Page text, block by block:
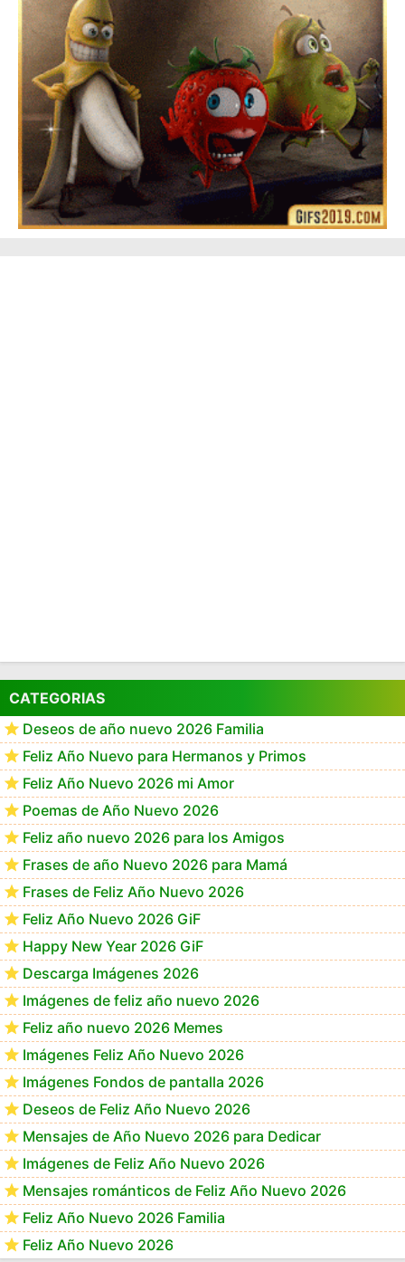
CATEGORIAS
Deseos de año nuevo 2026 Familia
Feliz Año Nuevo para Hermanos y Primos
Feliz Año Nuevo 2026 mi Amor
Poemas de Año Nuevo 2026
Feliz año nuevo 2026 para los Amigos
Frases de año Nuevo 2026 para Mamá
Frases de Feliz Año Nuevo 2026
Feliz Año Nuevo 2026 GiF
Happy New Year 2026 GiF
Descarga Imágenes 2026
Imágenes de feliz año nuevo 2026
Feliz año nuevo 2026 Memes
Imágenes Feliz Año Nuevo 2026
Imágenes Fondos de pantalla 2026
Deseos de Feliz Año Nuevo 2026
Mensajes de Año Nuevo 2026 para Dedicar
Imágenes de Feliz Año Nuevo 2026
Mensajes románticos de Feliz Año Nuevo 2026
Feliz Año Nuevo 2026 Familia
Feliz Año Nuevo 2026